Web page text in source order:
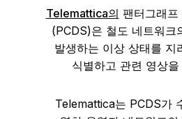
Telemattica의 팬터그래
(PCDS)은 철도 네트워크
발생하는 이상 상태를 지
식별하고 관련 영상
Telemattica는 PCDS가